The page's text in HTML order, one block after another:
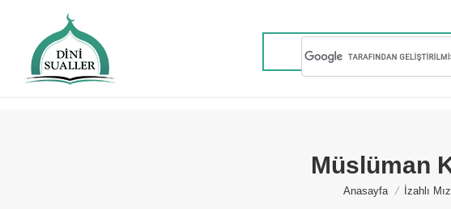
Müslüman
You are here:
Anasayfa İzahlı